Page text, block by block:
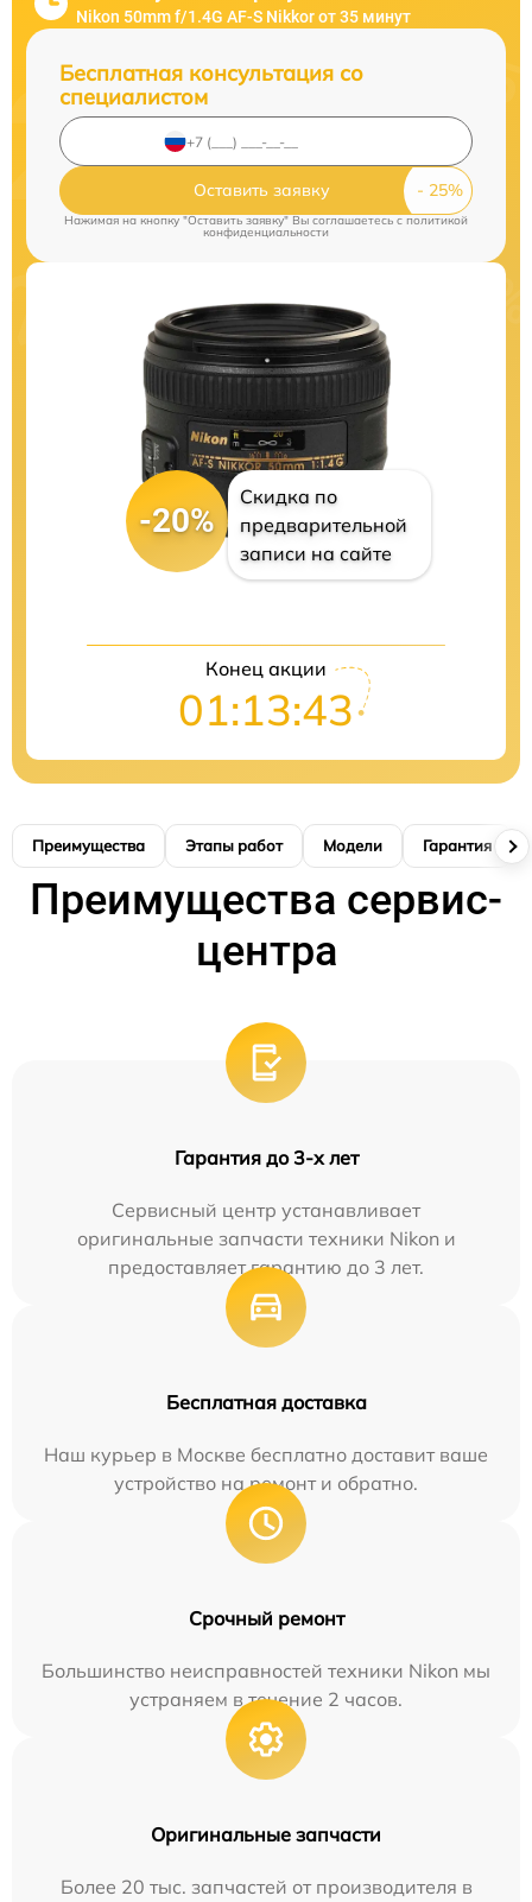
Nikon 50mm f/1.4G AF-S Nikkor от 35 минут
Бесплатная консультация со
специалистом
Оставить заявку
Нажимая на кнопку "Оставить заявку" Вы соглашаетесь cполитикой
конфиденциальности
-20%
Скидка по
предварительной
записи на сайте
Конец акции
01:13:42
Преимущества Этапы работ Модели Гарантия
Преимущества сервис-
центра
Гарантия до 3-х лет
Сервисный центр устанавливает
оригинальные запчасти техники Nikon и
предоставляет гарантию до 3 лет.
Бесплатная доставка
Наш курьер в Москве бесплатно доставит ваше
устройство на ремонт и обратно.
Срочный ремонт
Большинство неисправностей техники Nikon мы
устраняем в течение 2 часов.
Оригинальные запчасти
Более 20 тыс. запчастей от производителя в